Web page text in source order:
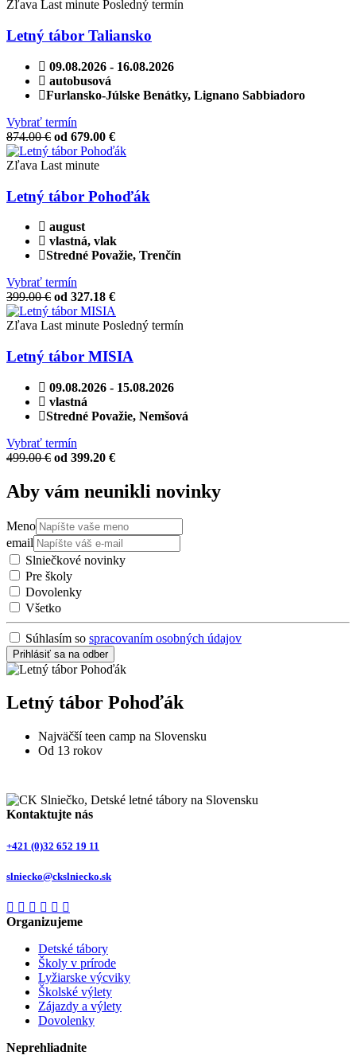
Zľava Last minute Posledný termín
Letný tábor Taliansko
09.08.2026 - 16.08.2026
autobusová
Furlansko-Júlske Benátky, Lignano Sabbiadoro
Vybrať termín
874.00 € od 679.00 €
Zľava Last minute
Letný tábor Pohoďák
august
vlastná, vlak
Stredné Považie, Trenčín
Vybrať termín
399.00 € od 327.18 €
Zľava Last minute Posledný termín
Letný tábor MISIA
09.08.2026 - 15.08.2026
vlastná
Stredné Považie, Nemšová
Vybrať termín
499.00 € od 399.20 €
Aby vám neunikli novinky
Meno
email
Slniečkové novinky
Pre školy
Dovolenky
Všetko
Súhlasím so spracovaním osobných údajov
Prihlásiť sa na odber
Letný tábor Pohoďák
Najväčší teen camp na Slovensku
Od 13 rokov
Kontaktujte nás
+421 (0)32 652 19 11
slniecko@ckslniecko.sk
Organizujeme
Detské tábory
Školy v prírode
Lyžiarske výcviky
Školské výlety
Zájazdy a výlety
Dovolenky
Neprehliadnite